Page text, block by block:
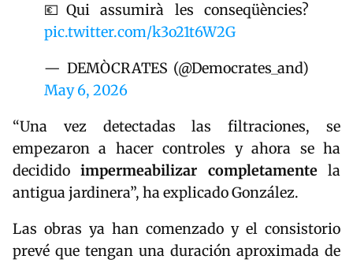
💶Qui assumirà les conseqüències?
pic.twitter.com/k3o21t6W2G
— DEMÒCRATES (@Democrates_and)
May 6, 2026
“Una vez detectadas las filtraciones, se
empezaron a hacer controles y ahora se ha
decididoimpermeabilizar completamentela
antigua jardinera”, ha explicado González.
Las obras ya han comenzado y el consistorio
prevé que tengan una duración aproximada de